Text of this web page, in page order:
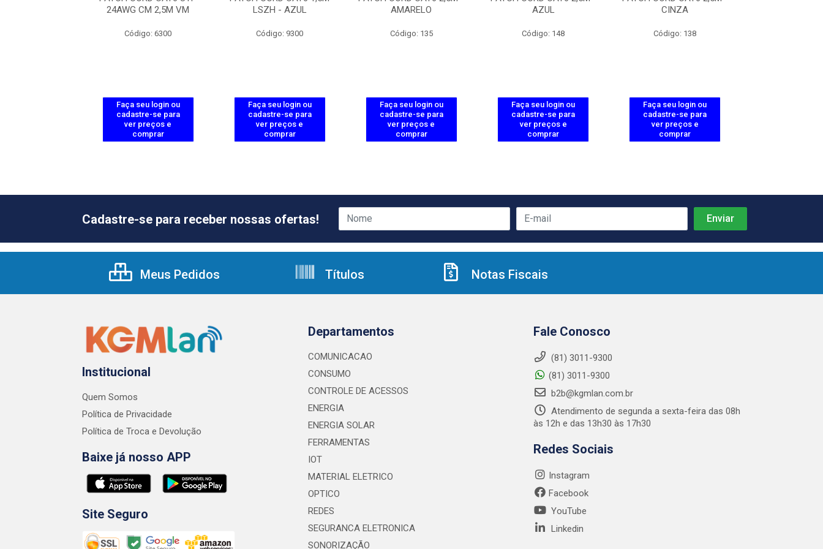
24AWG CM 2,5M VM
Código: 6300
Faça seu login ou
cadastre-se para
ver preços e
comprar
LSZH - AZUL
Código: 9300
Faça seu login ou
cadastre-se para
ver preços e
comprar
AMARELO
Código: 135
Faça seu login ou
cadastre-se para
ver preços e
comprar
AZUL
Código: 148
Faça seu login ou
cadastre-se para
ver preços e
comprar
CINZA
Código: 138
Faça seu login ou
cadastre-se para
ver preços e
comprar
Cadastre-se para receber nossas ofertas!
Meus Pedidos Títulos Notas Fiscais
Institucional
Quem Somos
Política de Privacidade
Política de Troca e Devolução
Baixe já nosso APP
Site Seguro
Departamentos
COMUNICACAO
CONSUMO
CONTROLE DE ACESSOS
ENERGIA
ENERGIA SOLAR
FERRAMENTAS
IOT
MATERIAL ELETRICO
OPTICO
REDES
SEGURANCA ELETRONICA
SONORIZAÇÃO
Fale Conosco
(81) 3011-9300
(81) 3011-9300
b2b@kgmlan.com.br
Atendimento de segunda a sexta-feira das 08h
às 12h e das 13h30 às 17h30
Redes Sociais
Instagram
Facebook
YouTube
Linkedin